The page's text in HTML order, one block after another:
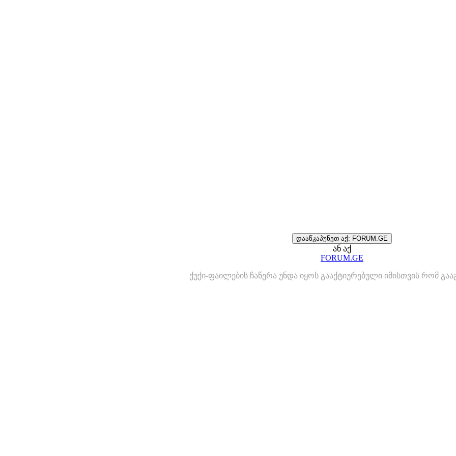
დააწკაპუნეთ აქ: FORUM.GE
ან აქ
FORUM.GE
ქუქი-ფაილების ჩაწერა უნდა იყოს გააქტიურებული იმისთვის რომ